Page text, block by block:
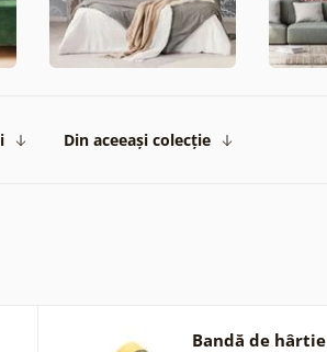
Din aceeași colecție
Bandă de hârtie